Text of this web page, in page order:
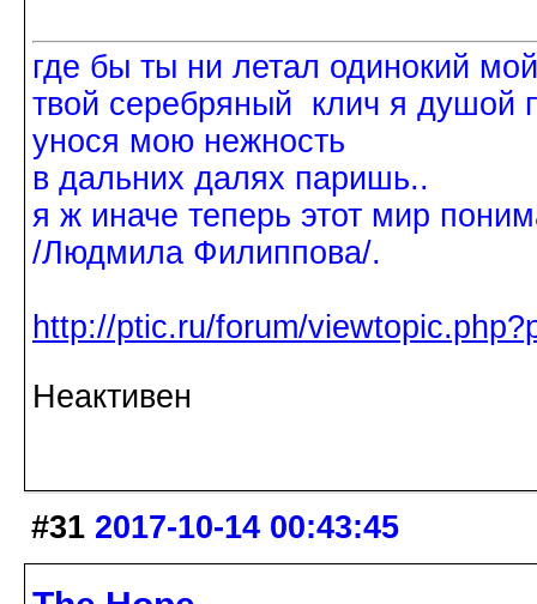
где бы ты ни летал одинокий
твой серебряный клич я душой
унося мою нежность
в дальних далях паришь..
я ж иначе теперь этот мир
/Людмила Филиппова/.
http://ptic.ru/forum/
Неактивен
#31 2017-10-14 00:43:45